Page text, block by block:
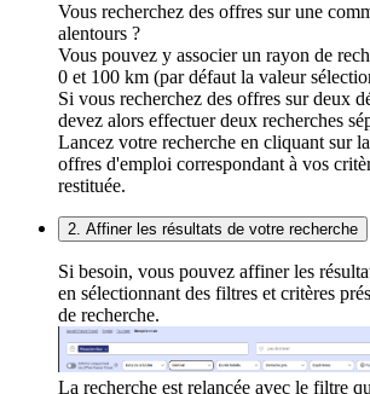
Vous recherchez des offres sur une
alentours ?
Vous pouvez y associer un rayon de
0 et 100 km (par défaut la valeur
Si vous recherchez des offres sur deux
devez alors effectuer deux recherches
Lancez votre recherche en cliquant sur
offres d'emploi correspondant à vos
restituée.
2. Affiner les résultats de votre recherche
Si besoin, vous pouvez affiner les
en sélectionnant des filtres et critères
de recherche.
La recherche est relancée avec le filtre